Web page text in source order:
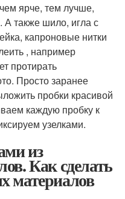
ярче, тем лучше,
также шило, игла с
капроновые нитки
, например
протирать
Просто заранее
пробки красивой
каждую пробку к
узелками.
из
Как сделать
материалов